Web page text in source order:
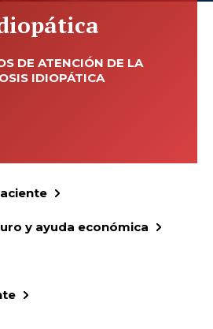
DE ATENCIÓN DE LA
IDIOPÁTICA
y ayuda económica